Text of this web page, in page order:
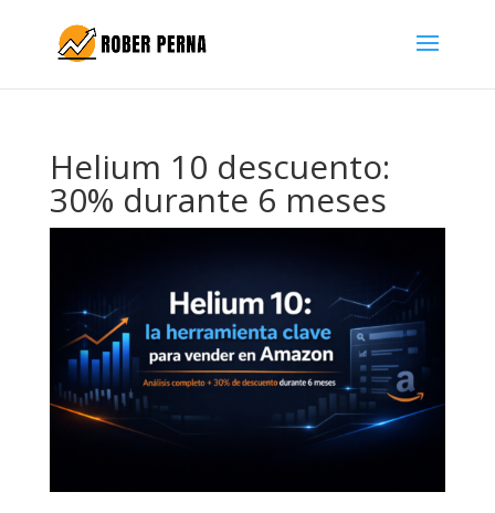
Helium 10 descuento:
30% durante 6 meses